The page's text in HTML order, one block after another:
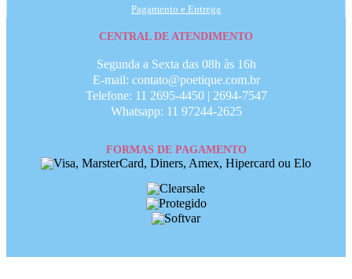
Pagamento e Entrega
CENTRAL DE ATENDIMENTO
Segunda a Sexta das 08h às 16h
E-mail: contato@poetique.com.br
Telefone: 11 2695-4450 | 2694-7547
Whatsapp: 11 97244-2625
FORMAS DE PAGAMENTO